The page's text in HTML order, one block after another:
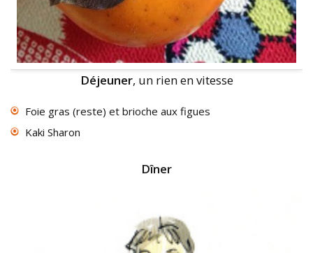
Déjeuner, un rien en vitesse
Foie gras (reste) et brioche aux figues
Kaki Sharon
Dîner